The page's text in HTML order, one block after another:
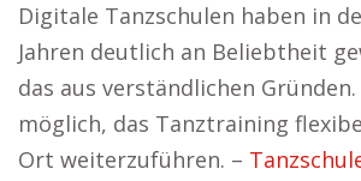
Digitale Tanzschulen haben in
Jahren deutlich an Beliebtheit
das aus verständlichen Gründen.
möglich, das Tanztraining
Ort weiterzuführen. –